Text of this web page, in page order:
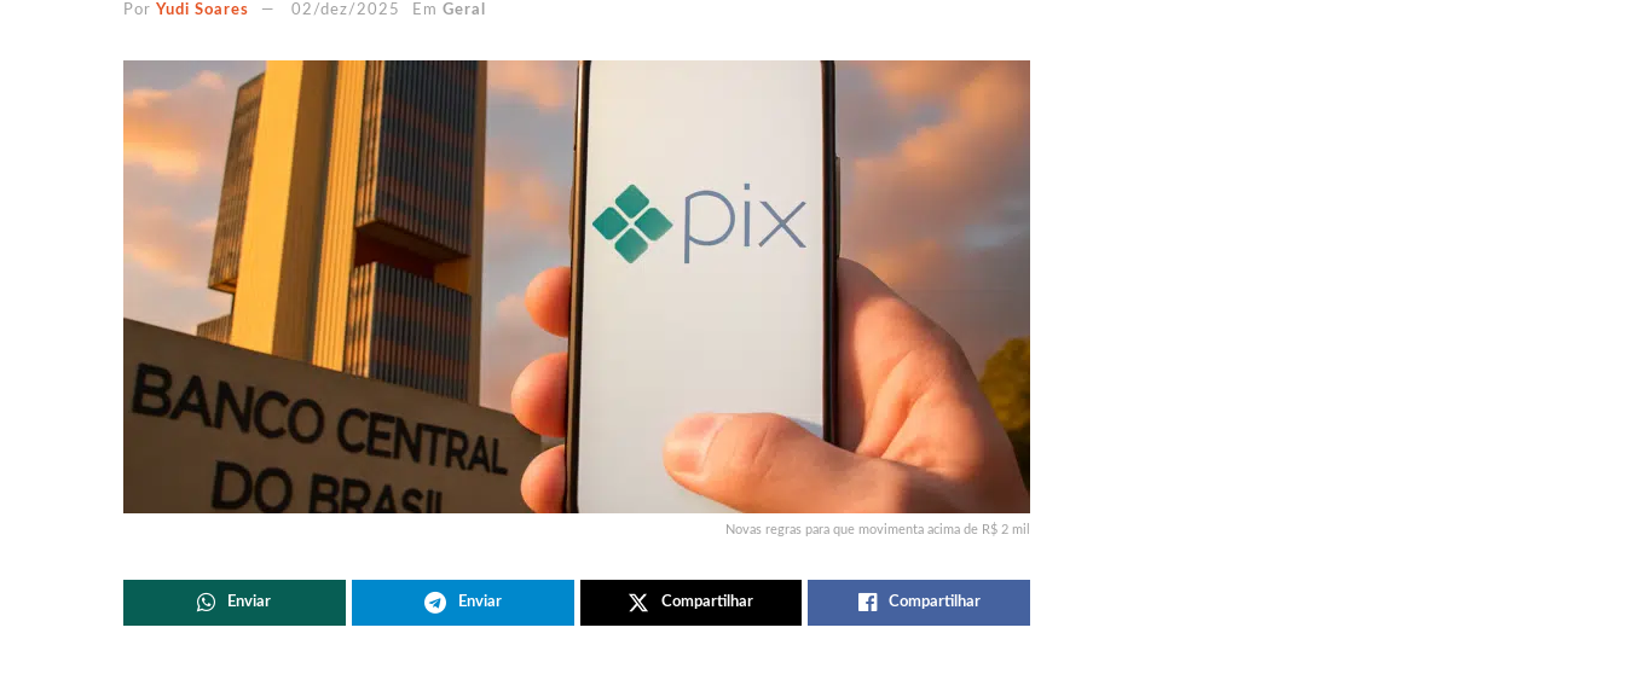
Por Yudi Soares 02/dez/2025 Em Geral
Novas regras para que movimenta acima de R$ 2 mil
Enviar Enviar Compartilhar Compartilhar